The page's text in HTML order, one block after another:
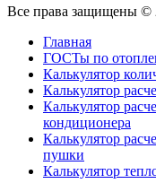
Все права защищены ©
Главная
ГОСТы по
Калькулятор
Калькулятор
Калькулятор
кондиционера
Калькулятор
пушки
Калькулятор